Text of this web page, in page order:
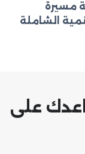
مسيرة
الشاملة
على